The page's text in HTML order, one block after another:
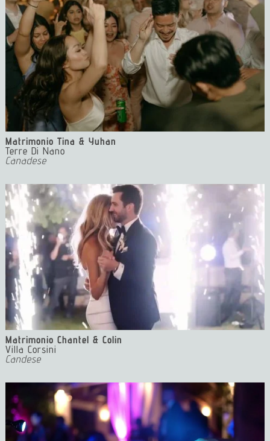
Matrimonio Tina & Yuhan
Terre Di Nano
Canadese
Matrimonio Chantel & Colin
Villa Corsini
Candese